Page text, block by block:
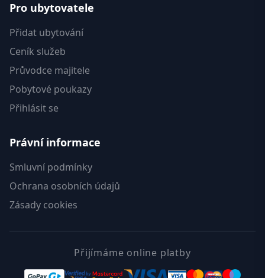
Pro ubytovatele
Přidat ubytování
Ceník služeb
Průvodce majitele
Pobytové poukazy
Přihlásit se
Právní informace
Smluvní podmínky
Ochrana osobních údajů
Zásady cookies
Přijímáme online platby